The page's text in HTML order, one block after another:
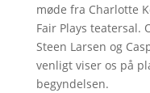
møde fra Charlotte
Fair Plays teatersal.
Steen Larsen og
venligt viser os på
begyndelsen.